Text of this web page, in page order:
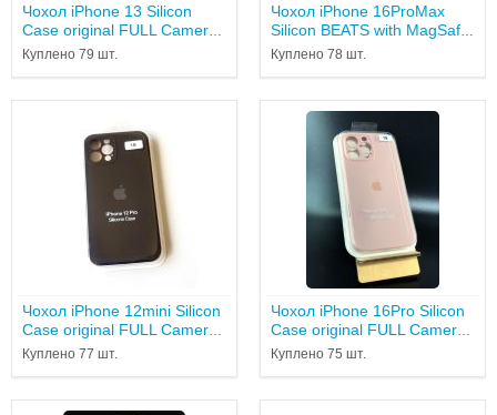
Чохол iPhone 13 Silicon
Case original FULL Camera
№14 red...
Куплено 79 шт.
Чохол iPhone 16ProMax
Silicon BEATS with MagSafe
№7 Midnight...
Куплено 78 шт.
Чохол iPhone 12mini Silicon
Case original FULL Camera
№18 black...
Куплено 77 шт.
Чохол iPhone 16Pro Silicon
Case original FULL Camera
№19 pink sand...
Куплено 75 шт.